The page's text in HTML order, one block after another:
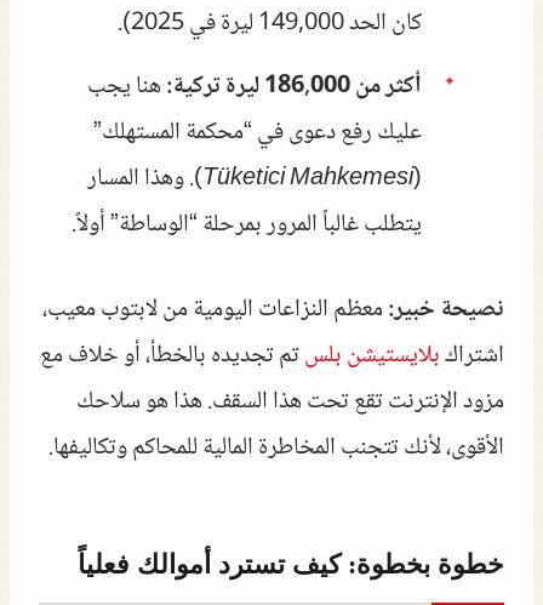
كان الحد 149,000 ليرة في 2025).
أكثر من 186,000 ليرة تركية:
هنا يجب
عليك رفع دعوى في “محكمة المستهلك”
(
Tüketici Mahkemesi). وهذا المسار
يتطلب غالباً المرور بمرحلة “الوساطة” أولاً.
نصيحة خبير:معظم النزاعات اليومية من لابتوب معيب،
اشتراكبلايستيشن بلستم تجديده بالخطأ، أو خلاف مع
مزود الإنترنت تقع تحت هذا السقف. هذا هو سلاحك
الأقوى، لأنك تتجنب المخاطرة المالية للمحاكم وتكاليفها.
خطوة بخطوة: كيف تسترد أموالك فعلياً